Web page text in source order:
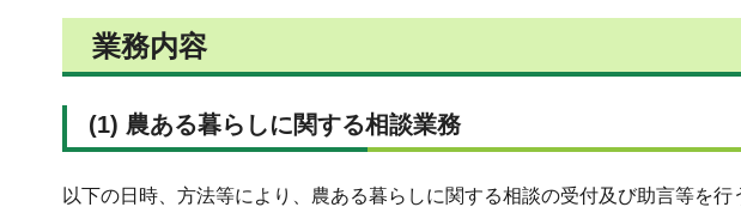
業務内容
(1) 農ある暮らしに関する相談業務
以下の日時、方法等により、農ある暮らしに関する相談の受付及び助言等を行